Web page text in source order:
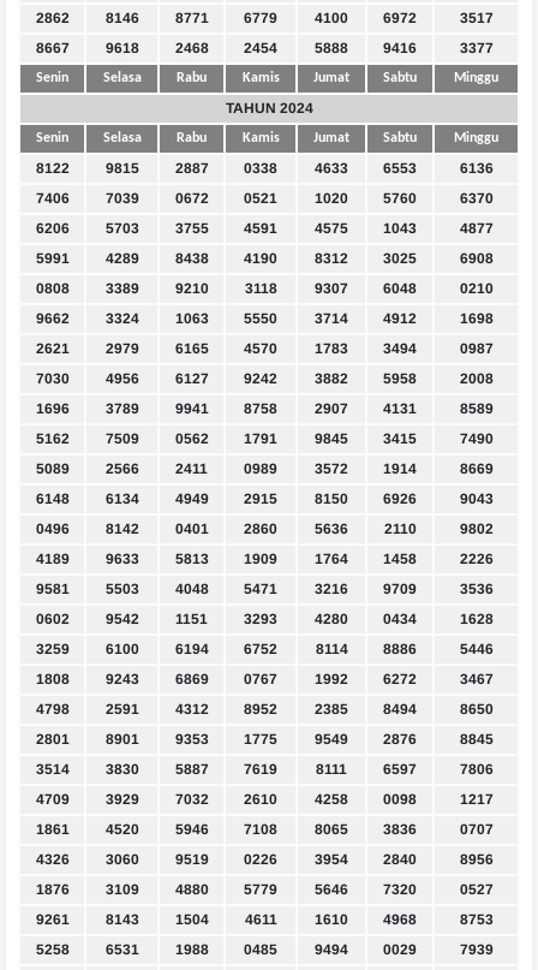
2862
8146 8771 6779 4100 6972
3517
8667
9618 2468 2454 5888 9416 3377
Senin Selasa Rabu Kamis Jumat Sabtu Minggu
TAHUN 2024
Senin Selasa Rabu Kamis Jumat Sabtu Minggu
8122 9815 2887 0338 4633 6553
6136
7406
7039 0672 0521 1020 5760
6370
6206
5703 3755 4591 4575 1043
4877
5991
4289 8438 4190 8312 3025
6908
0808
3389 9210 3118 9307 6048
0210
9662
3324 1063 5550 3714 4912
1698
2621
2979 6165 4570 1783 3494
0987
7030
4956 6127 9242 3882 5958
2008
1696
3789 9941 8758 2907 4131
8589
5162
7509 0562 1791 9845 3415
7490
5089
2566 2411 0989 3572 1914
8669
6148
6134 4949 2915 8150 6926
9043
0496
8142 0401 2860 5636 2110
9802
4189
9633 5813 1909 1764 1458
2226
9581
5503 4048 5471 3216 9709
3536
0602
9542 1151 3293 4280 0434
1628
3259
6100 6194 6752 8114 8886
5446
1808
9243 6869 0767 1992 6272
3467
4798
2591 4312 8952 2385 8494
8650
2801
8901 9353 1775 9549 2876
8845
3514
3830 5887 7619 8111 6597
7806
4709
3929 7032 2610 4258 0098
1217
1861
4520 5946 7108 8065 3836
0707
4326
3060 9519 0226 3954 2840
8956
1876
3109 4880 5779 5646 7320
0527
9261
8143 1504 4611 1610 4968
8753
5258
6531 1988 0485 9494 0029
7939